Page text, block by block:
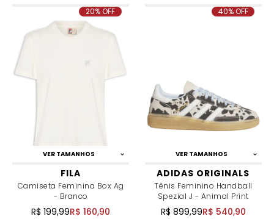
VER TAMANHOS
FILA
Camiseta Feminina Box Ag
- Branco
R$ 199,99R$ 160,90
20% OFF
VER TAMANHOS
ADIDAS ORIGINALS
Tênis Feminino Handball
Spezial J - Animal Print
R$ 899,99R$ 540,90
40% OFF